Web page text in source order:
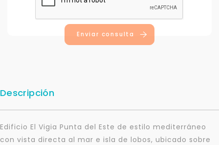
Enviar consulta
Descripción
Edificio El Vigia Punta del Este de estilo mediterráneo
con vista directa al mar e isla de lobos, ubicado sobre